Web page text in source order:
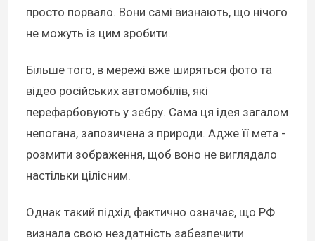
просто порвало. Вони самі визнають, що нічого
не можуть із цим зробити.
Більше того, в мережі вже ширяться фото та
відео російських автомобілів, які
перефарбовують у зебру. Сама ця ідея загалом
непогана, запозичена з природи. Адже її мета -
розмити зображення, щоб воно не виглядало
настільки цілісним.
Однак такий підхід фактично означає, що РФ
визнала свою нездатність забезпечити